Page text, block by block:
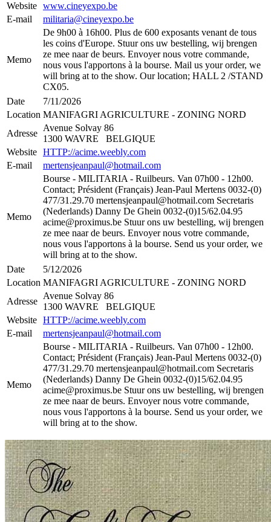
Website www.cineyexpo.be
E-mail
militaria@cineyexpo.be
Memo
De 9h00 à 16h00. Plus de 600 exposants venant de tous
les coins d'Europe. Stuur ons uw bestelling, wij brengen
ze mee naar de beurs. Envoyer nous votre commande,
nous vous l'apportons à la bourse. Mail us your order, we
will bring at to the show. Our location; HALL 2 /STAND
CX05.
Date
7/11/2026
Location MANIFAGRI AGRICULTURE - ZONING NORD
Adresse
Avenue Solvay 86
1300 WAVRE BELGIQUE
Website HTTP://acime.weebly.com
E-mail
mertensjeanpaul@hotmail.com
Memo
Bourse - MILITARIA - Ruilbeurs. Van 07h00 - 12h00.
Contact; Président (Français) Jean-Paul Mertens 0032-(0)
477/31.29.70 ​mertensjeanpaul@hotmail.com Secretaris
(Nederlands) Danny De Ghein 0032-(0)15/62.04.95
acime@proximus.be Stuur ons uw bestelling, wij brengen
ze mee naar de beurs. Envoyer nous votre commande,
nous vous l'apportons à la bourse. Send us your order, we
will bring at to the show.
Date
5/12/2026
Location MANIFAGRI AGRICULTURE - ZONING NORD
Adresse
Avenue Solvay 86
1300 WAVRE BELGIQUE
Website HTTP://acime.weebly.com
E-mail
mertensjeanpaul@hotmail.com
Memo
Bourse - MILITARIA - Ruilbeurs. Van 07h00 - 12h00.
Contact; Président (Français) Jean-Paul Mertens 0032-(0)
477/31.29.70 ​mertensjeanpaul@hotmail.com Secretaris
(Nederlands) Danny De Ghein 0032-(0)15/62.04.95
acime@proximus.be Stuur ons uw bestelling, wij brengen
ze mee naar de beurs. Envoyer nous votre commande,
nous vous l'apportons à la bourse. Send us your order, we
will bring at to the show.